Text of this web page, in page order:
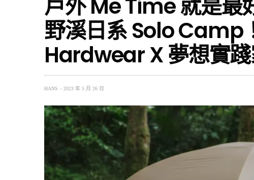
戶外 Me Time 就是最
野溪日系 Solo
Hardwear X 夢想實
HANS 2023 年 5 月 26 日